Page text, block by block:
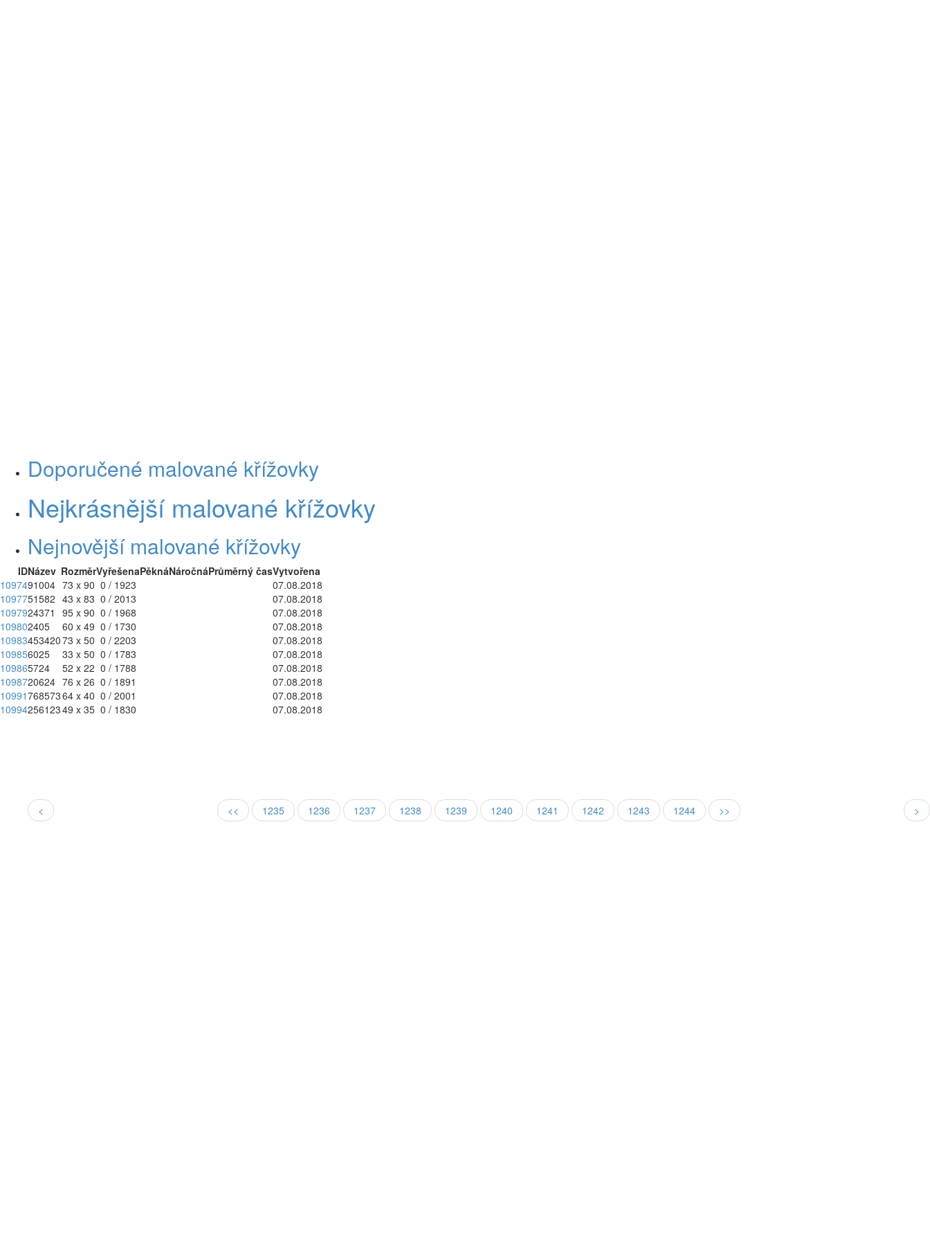
Doporučené malované křížovky
Nejkrásnější malované křížovky
Nejnovější malované křížovky
IDNázev RozměrVyřešenaPěknáNáročnáPrůměrný časVytvořena
1097491004 73 x 90 0 / 1923
07.08.2018
1097751582 43 x 83 0 / 2013
07.08.2018
1097924371 95 x 90 0 / 1968
07.08.2018
109802405 60 x 49 0 / 1730
07.08.2018
1098345342073 x 50 0 / 2203
07.08.2018
109856025 33 x 50 0 / 1783
07.08.2018
109865724 52 x 22 0 / 1788
07.08.2018
1098720624 76 x 26 0 / 1891
07.08.2018
1099176857364 x 40 0 / 2001
07.08.2018
1099425612349 x 35 0 / 1830 07.08.2018
<<
< 1235 1236 1237 1238 1239 1240 1241 1242 1243 1244 >
>>